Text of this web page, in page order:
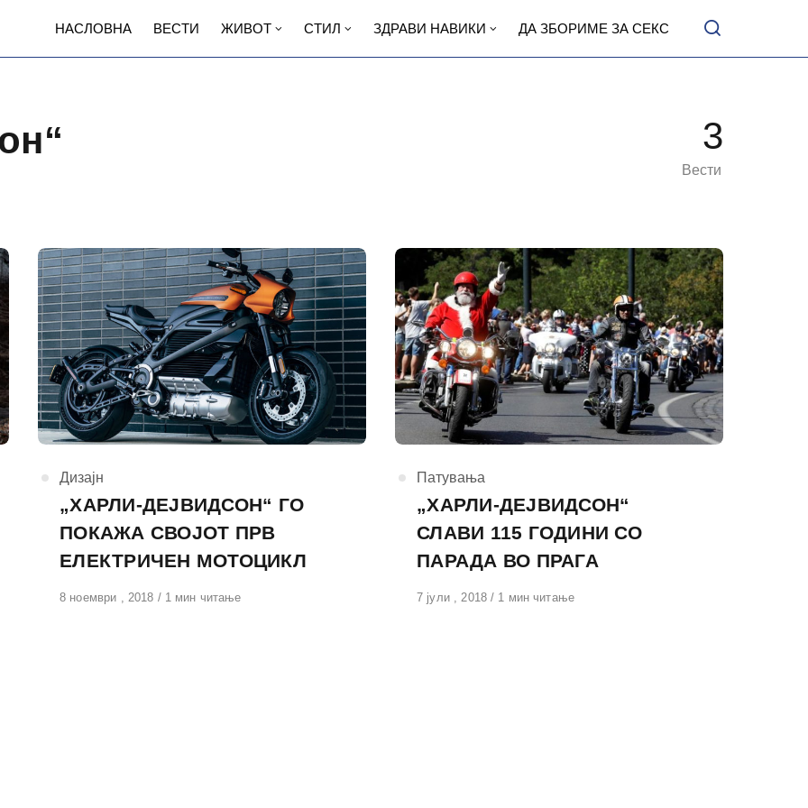
НАСЛОВНА ВЕСТИ ЖИВОТ СТИЛ ЗДРАВИ НАВИКИ ДА ЗБОРИМЕ ЗА СЕКС
3
Вести
КАтегорија
Дизајн
„ХАРЛИ-ДЕЈВИДСОН“ ГО
ПОКАЖА СВОЈОТ ПРВ
ЕЛЕКТРИЧЕН МОТОЦИКЛ
Објавено
8 ноември , 2018 1 мин читање
КАтегорија
Патувања
„ХАРЛИ-ДЕЈВИДСОН“
СЛАВИ 115 ГОДИНИ СО
ПАРАДА ВО ПРАГА
Објавено
7 јули , 2018 1 мин читање